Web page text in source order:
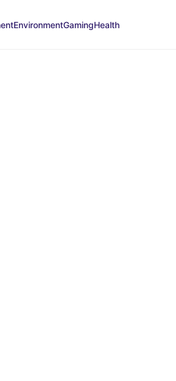
EnvironmentGamingHealth